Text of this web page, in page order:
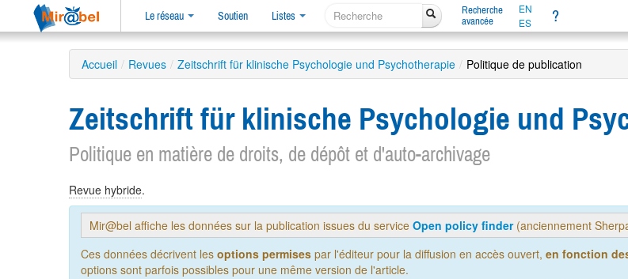
Le réseau Soutien Listes
Recherche
avancée
EN
ES
?
Accueil / Revues / Zeitschrift für klinische Psychologie und Psychotherapie / Politique de publication
Zeitschrift für klinische Psychologie und
Politique en matière de droits, de dépôt et d'auto-archivage
Revue hybride.
Mir@bel affiche les données sur la publication issues du service Open policy finder(anciennement
Ces données décrivent les options permises par l'éditeur pour la diffusion en accès ouvert, en fonction
options sont parfois possibles pour une même version de l'article.